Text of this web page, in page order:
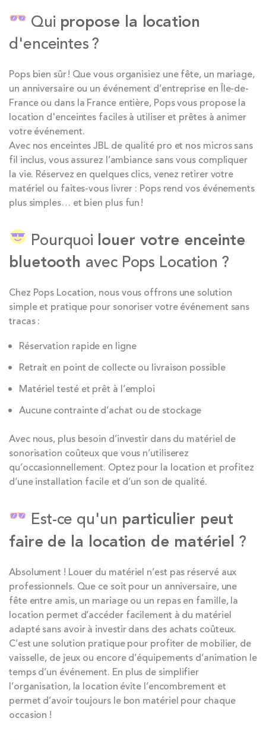
Qui propose la location
d'enceintes ?
Pops bien sûr ! Que vous organisiez une fête, un mariage,
un anniversaire ou un événement d’entreprise en Île-de-
France ou dans la France entière, Pops vous propose la
location d'enceintes faciles à utiliser et prêtes à animer
votre événement.
Avec nos enceintes JBL de qualité pro et nos micros sans
fil inclus, vous assurez l’ambiance sans vous compliquer
la vie. Réservez en quelques clics, venez retirer votre
matériel ou faites-vous livrer : Pops rend vos événements
plus simples… et bien plus fun !
Pourquoi louer votre enceinte
bluetooth avec Pops Location ?
Chez Pops Location, nous vous offrons une solution
simple et pratique pour sonoriser votre événement sans
tracas :
Réservation rapide en ligne
Retrait en point de collecte ou livraison possible
Matériel testé et prêt à l’emploi
Aucune contrainte d’achat ou de stockage
Avec nous, plus besoin d’investir dans du matériel de
sonorisation coûteux que vous n’utiliserez
qu’occasionnellement. Optez pour la location et profitez
d’une installation facile et d’un son de qualité.
Est-ce qu'un particulier peut
faire de la location de matériel ?
Absolument ! Louer du matériel n’est pas réservé aux
professionnels. Que ce soit pour un anniversaire, une
fête entre amis, un mariage ou un repas en famille, la
location permet d’accéder facilement à du matériel
adapté sans avoir à investir dans des achats coûteux.
C’est une solution pratique pour profiter de mobilier, de
vaisselle, de jeux ou encore d’équipements d’animation le
temps d’un événement. En plus de simplifier
l’organisation, la location évite l’encombrement et
permet d’avoir toujours le bon matériel pour chaque
occasion !